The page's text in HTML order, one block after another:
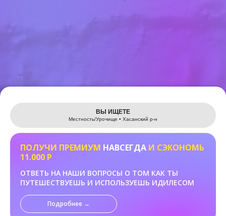
Leaflet
ВЫ ИЩЕТЕ
Местность/Урочище • Хасанский р-н
ПОЛУЧИ ПРЕМИУМ НАВСЕГДА И СЭКОНОМЬ
11.000 Р
ОТВЕТЬ НА НАШИ ВОПРОСЫ О ТОМ КАК ТЫ
ПУТЕШЕСТВУЕШЬ И ИСПОЛЬЗУЕШЬ ИДИЛЕСОМ
Подробнее →